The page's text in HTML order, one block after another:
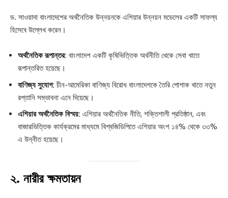
ড. সাওয়াদা বাংলাদেশের অর্থনৈতিক উন্নয়নকে এশিয়ার উন্নয়ন মডেলের একটি সাফল্য
হিসেবে উল্লেখ করেন।
অর্থনৈতিক রূপান্তর: বাংলাদেশ একটি কৃষিভিত্তিক অর্থনীতি থেকে সেবা খাতে
রূপান্তরিত হয়েছে।
বাণিজ্য সুযোগ: চীন-আমেরিকা বাণিজ্য বিরোধ বাংলাদেশকে তৈরি পোশাক খাতে নতুন
রপ্তানি সম্ভাবনা এনে দিয়েছে।
এশিয়ার অর্থনৈতিক বিস্ময়: এশিয়ার অর্থনৈতিক নীতি, শক্তিশালী প্রতিষ্ঠান, এবং
বাজারভিত্তিক কার্যক্রমের মাধ্যমে বিশ্বজিডিপিতে এশিয়ার অংশ ১৪% থেকে ৩৩%
এ উন্নীত হয়েছে।
২. নারীর ক্ষমতায়ন